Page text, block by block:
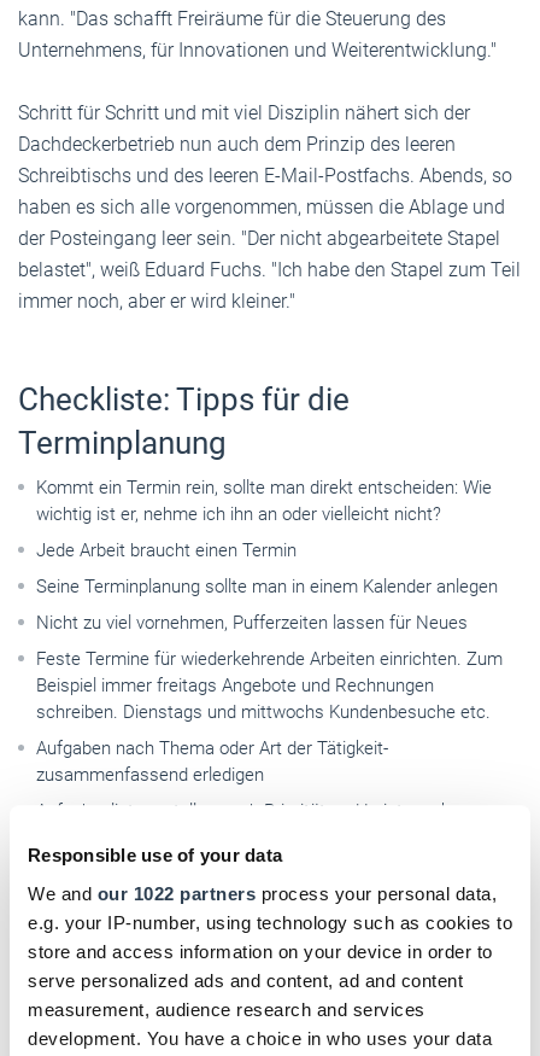
Responsible use of your data
We and our 1022 partners process your personal data,
e.g. your IP-number, using technology such as cookies to
store and access information on your device in order to
serve personalized ads and content, ad and content
measurement, audience research and services
development. You have a choice in who uses your data
kann. "Das schafft Freiräume für die Steuerung des
Unternehmens, für Innovationen und Weiter­entwicklung."
Schritt für Schritt und mit viel Disziplin nähert sich der
Dachdeckerbetrieb nun auch dem Prinzip des leeren
Schreibtischs und des leeren E-Mail-Postfachs. Abends, so
haben es sich alle vorgenommen, müssen die Ablage und
der Posteingang leer sein. "Der nicht abgearbeitete Stapel
belastet", weiß Eduard Fuchs. "Ich habe den Stapel zum Teil
immer noch, aber er wird kleiner."
Checkliste: Tipps für die
Terminplanung
Kommt ein Termin rein, sollte man direkt entscheiden: Wie
wichtig ist er, nehme ich ihn an oder vielleicht nicht?
Jede Arbeit braucht einen Termin
Seine Terminplanung sollte man in einem Kalender anlegen­
Nicht zu viel vornehmen, Pufferzeiten lassen für Neues
Feste Termine für wieder­kehrende Arbeiten einrichten. Zum
Beispiel immer freitags Angebote und Rechnungen
schreiben.­ Dienstags und mittwochs Kundenbesuche etc.
Aufgaben nach Thema oder Art der Tätigkeit­
zusammenfassend erledigen
Aufgabenliste erstellen nach Priorität und Leistungskurve:
Der richtige Zeitpunkt
Möglichst die Termine selber vorschlagen
Legen Sie Einzeltermine idealerweise an den Tagesanfang
oder ans Ende